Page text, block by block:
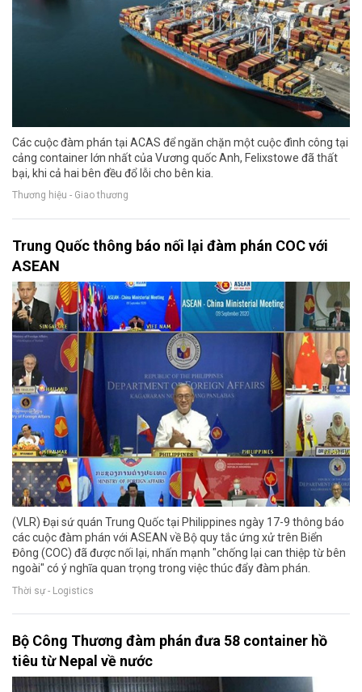
Các cuộc đàm phán tại ACAS để ngăn chặn một cuộc đình công tại
cảng container lớn nhất của Vương quốc Anh, Felixstowe đã thất
bại, khi cả hai bên đều đổ lỗi cho bên kia.
Thương hiệu - Giao thương
Trung Quốc thông báo nối lại đàm phán COC với
ASEAN
(VLR) Đại sứ quán Trung Quốc tại Philippines ngày 17-9 thông báo
các cuộc đàm phán với ASEAN về Bộ quy tắc ứng xử trên Biển
Đông (COC) đã được nối lại, nhấn mạnh "chống lại can thiệp từ bên
ngoài" có ý nghĩa quan trọng trong việc thúc đẩy đàm phán.
Thời sự - Logistics
Bộ Công Thương đàm phán đưa 58 container hồ
tiêu từ Nepal về nước